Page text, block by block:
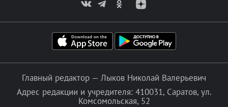
Главный редактор — Лыков Николай Валерьевич
Адрес редакции и учредителя: 410031, Саратов, ул.
Комсомольская, 52